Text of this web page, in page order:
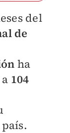
del
de
ha
104